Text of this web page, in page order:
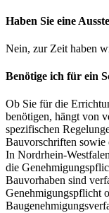
Haben Sie eine
Nein, zur Zeit haben
Benötige ich für ein
Ob Sie für die
benötigen, hängt von
spezifischen
Bauvorschriften sowie
In Nordrhein-
die
Bauvorhaben sind
Genehmigungspflicht